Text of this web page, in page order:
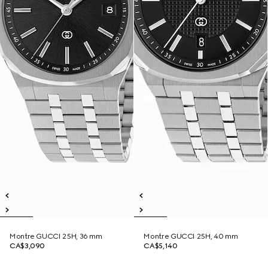
Montre GUCCI 25H, 36 mm
CA$3,090
Montre GUCCI 25H, 40 mm
CA$5,140